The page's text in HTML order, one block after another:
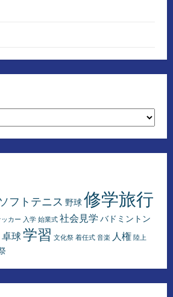
ソフトテニス 野球修学旅行
カー 入学 始業式 社会見学 バドミントン
卓球学習 文化祭 着任式 音楽 人権 陸上